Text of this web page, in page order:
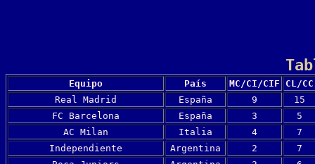
Equipo País MC/CI/CIF
CL/CC
Real Madrid
España 9
15
FC Barcelona
España 3
5
AC Milan
Italia 4
7
Independiente
Argentina 2
7